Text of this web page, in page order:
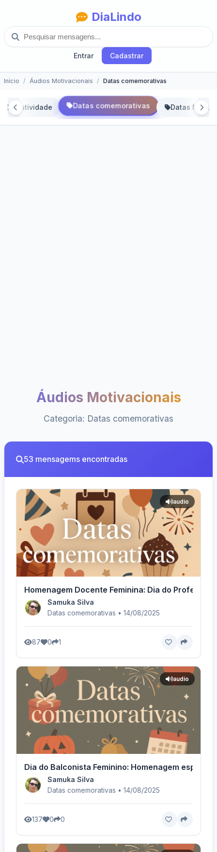
DiaLindo
Entrar Cadastrar
Início Áudios Motivacionais Datas comemorativas
Criatividade Datas comemorativas Datas Mistas
Áudios Motivacionais
Categoria: Datas comemorativas
53 mensagems encontradas
audio
Homenagem Docente Feminina: Dia do Professor!
Samuka Silva
Datas comemorativas • 14/08/2025
87 0 1
audio
Dia do Balconista Feminino: Homenagem
Samuka Silva
Datas comemorativas • 14/08/2025
137 0 0